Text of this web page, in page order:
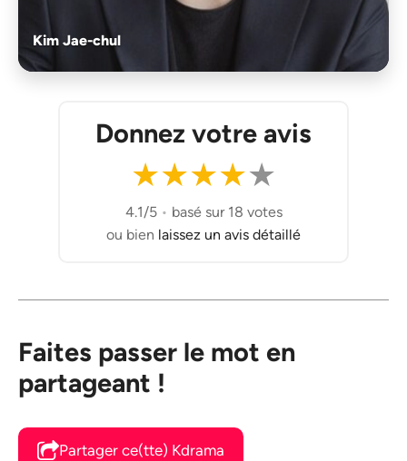
Kim Jae-chul
Donnez votre avis
★★★★★
4.1/5 • basé sur 18 votes
ou bien laissez un avis détaillé
Faites passer le mot en
partageant !
Partager ce(tte) Kdrama